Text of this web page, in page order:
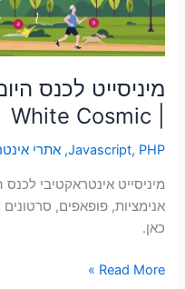
מיניסייט לכנס
Javascript, PHP
,אתרי
מיניסייט אינטראקטיבי לכנס
אנימציות, פופאפים,
כאן.
White
Cosmic
Read More »